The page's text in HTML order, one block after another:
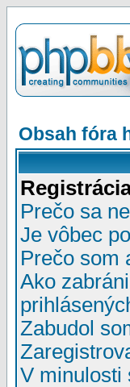
Obsah fóra
Prečo sa
Je vôbec
Prečo som
Ako
Zabudol
V minulosti